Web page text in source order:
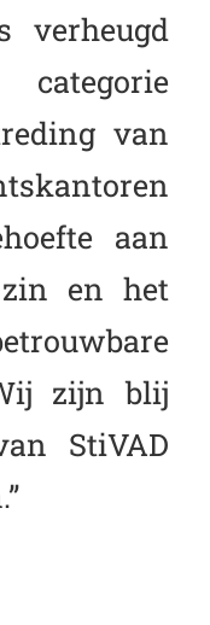
verheugd
van
aan
en het
zijn blij
StiVAD